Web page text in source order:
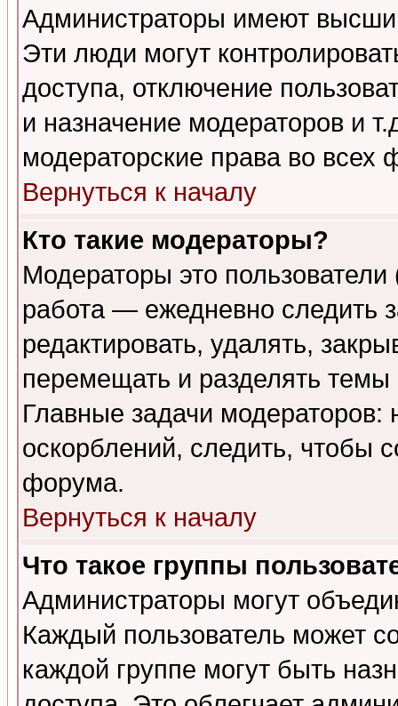
Администраторы имеют
Эти люди могут
доступа, отключение
и назначение модераторов и
модераторские права во всех
Вернуться к началу
Кто такие модераторы?
Модераторы это
работа — ежедневно следить
редактировать, удалять,
перемещать и разделять
Главные задачи
оскорблений, следить, чтобы
форума.
Вернуться к началу
Что такое группы
Администраторы могут
Каждый пользователь может
каждой группе могут быть